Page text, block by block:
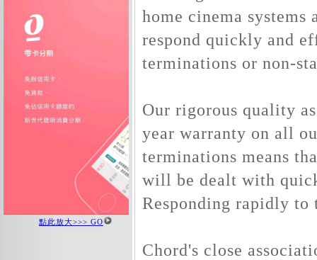
點此放大>>> GO
home cinema
respond quickly and
terminations or non-
Our rigorous quality
year warranty on all
terminations means
will be dealt with
Responding rapidly to
Chord's close